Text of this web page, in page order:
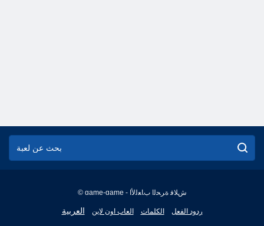
© game-game - ﺵﻼ ﻓ ﺓﺮﺤﻟﺍ ﺏﺎﻌﻟﻷ ﺍ
العربية
English
العاب اون لاين الكلمات ردود الفعل